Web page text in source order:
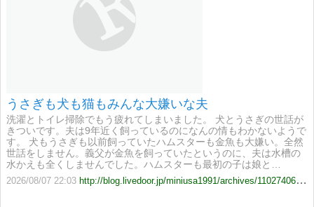
うさぎも犬も猫もみんな大嫌いな夫
洗濯とトイレ掃除でもう疲れてしまいました。 犬とうさぎの世話が
きついです。夫は9年近く飼っているのになんの情もわかないようで
す。 犬もうさぎも以前飼っていたハムスターも金魚も大嫌い。全然
世話をしません。義父が金魚を飼っていたというのに、夫は水槽の
水かえも全くしませんでした。ハムスターも最初の子は娘と…
2026/08/07 22:03 http://blog.livedoor.jp/miniusa1991/archives/11027406.html